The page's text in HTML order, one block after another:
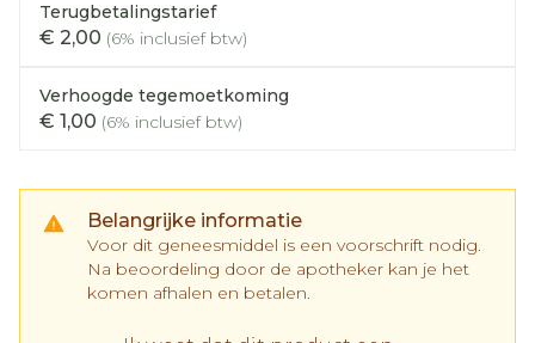
Terugbetalingstarief
€ 2,00 (6% inclusief btw)
Verhoogde tegemoetkoming
€ 1,00 (6% inclusief btw)
Belangrijke informatie
Voor dit geneesmiddel is een voorschrift nodig.
Na beoordeling door de apotheker kan je het
komen afhalen en betalen.